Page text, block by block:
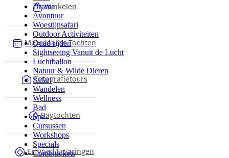
Drama
Avontuur
Woestijnsafari
Outdoor Activiteiten
Quad rijden
Sightseeing Vanuit de Lucht
Luchtballon
Natuur & Wilde Dieren
Safari
Wandelen
Wellness
Bad
Spa
Cursussen
Workshops
Specials
Combitickets
Winkelen
Meerdaagse Tochten
Fotografietours
Dagtochten
Erfgoed Ervaringen